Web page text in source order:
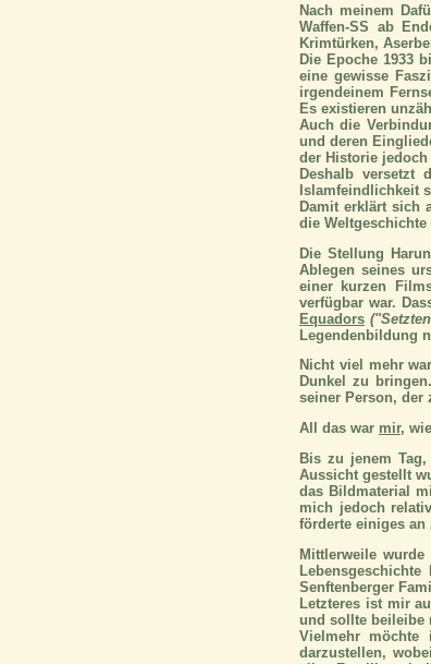
Nach meinem
Waffen-SS ab
Krimtürken,
Die Epoche 1933
eine gewisse
irgendeinem
Es existieren
Auch die
und deren
der Historie
Deshalb versetzt
Islamfeindlichkeit
Damit erklärt sich
die Weltgeschichte
Die Stellung
Ablegen seines
einer kurzen
verfügbar war.
Equadors
Legendenbildung
Nicht viel mehr
Dunkel zu
seiner Person, der
All das war mir,
Bis zu jenem
Aussicht gestellt
das Bildmaterial
mich jedoch
förderte einiges
Mittlerweile
Senftenberger
Letzteres ist mir
und sollte beileibe
Vielmehr möchte
darzustellen,